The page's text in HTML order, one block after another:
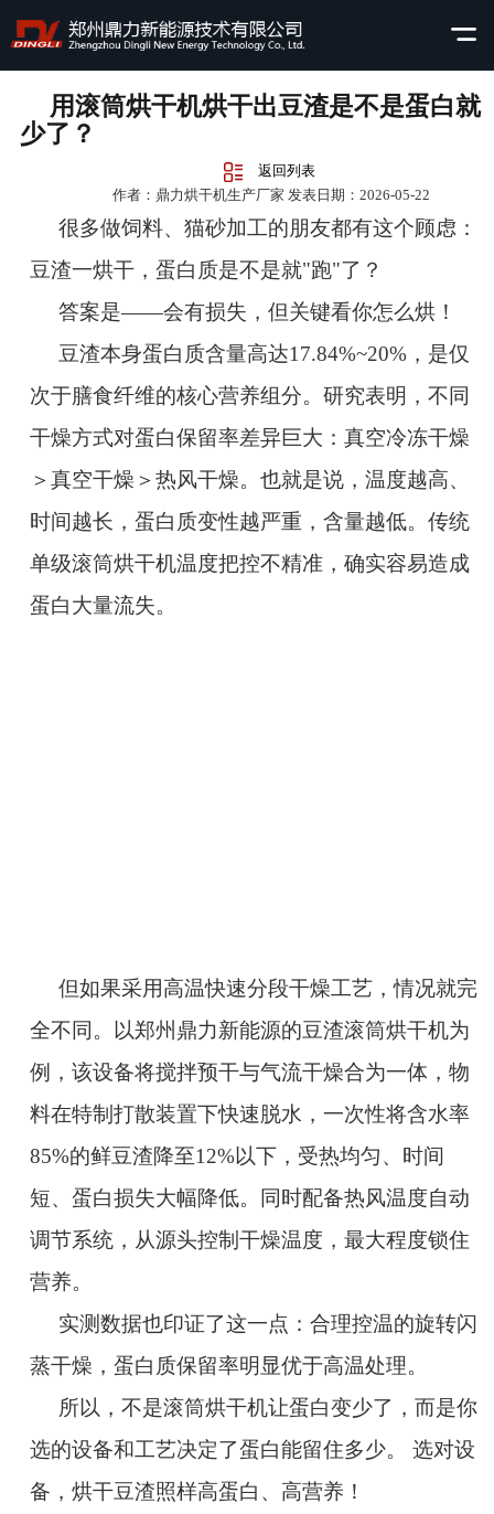
用滚筒烘干机烘干出豆渣是不是蛋白就
少了？
返回列表
作者：鼎力烘干机生产厂家 发表日期：2026-05-22
很多做饲料、猫砂加工的朋友都有这个顾虑：
豆渣一烘干，蛋白质是不是就"跑"了？
答案是——会有损失，但关键看你怎么烘！
豆渣本身蛋白质含量高达17.84%~20%，是仅
次于膳食纤维的核心营养组分。研究表明，不同
干燥方式对蛋白保留率差异巨大：真空冷冻干燥
＞真空干燥＞热风干燥。也就是说，温度越高、
时间越长，蛋白质变性越严重，含量越低。传统
单级滚筒烘干机温度把控不精准，确实容易造成
蛋白大量流失。
但如果采用高温快速分段干燥工艺，情况就完
全不同。以郑州鼎力新能源的豆渣滚筒烘干机为
例，该设备将搅拌预干与气流干燥合为一体，物
料在特制打散装置下快速脱水，一次性将含水率
85%的鲜豆渣降至12%以下，受热均匀、时间
短、蛋白损失大幅降低。同时配备热风温度自动
调节系统，从源头控制干燥温度，最大程度锁住
营养。
实测数据也印证了这一点：合理控温的旋转闪
蒸干燥，蛋白质保留率明显优于高温处理。
所以，不是滚筒烘干机让蛋白变少了，而是你
选的设备和工艺决定了蛋白能留住多少。 选对设
备，烘干豆渣照样高蛋白、高营养！